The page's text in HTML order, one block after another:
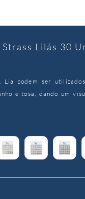
Lilás 30
Lia podem ser
e tosa, dando um